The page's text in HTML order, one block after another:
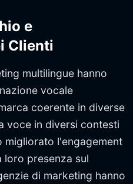
e
Clienti
multilingue hanno
vocale
coerente in diverse
voce in diversi contesti
migliorato l'engagement
presenza sul
di marketing hanno